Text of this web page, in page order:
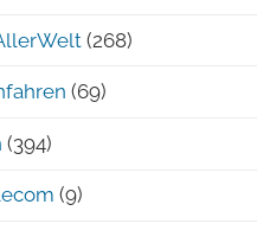
(268)
(69)
(394)
(9)